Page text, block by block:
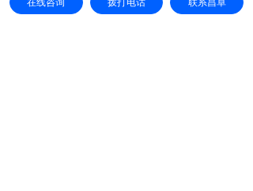
RTO废气处理设备选择特氟龙软连接
在线咨询 拨打电话 联系昌卓